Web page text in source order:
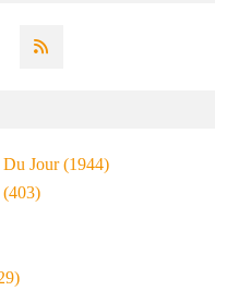
Du Jour(1944)
(403)